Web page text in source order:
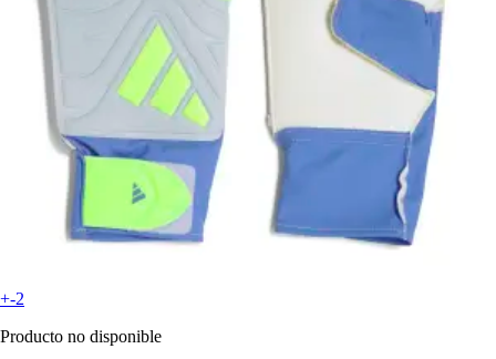
+-2
Producto no disponible